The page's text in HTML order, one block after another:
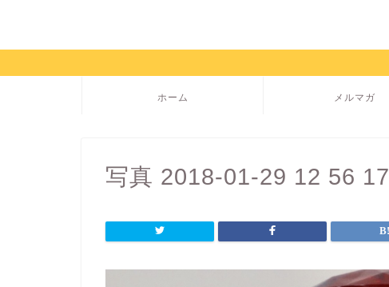
ホーム メルマガ
写真 2018-01-29 12 56 17